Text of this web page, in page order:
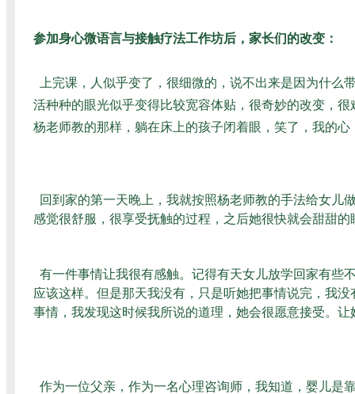
参加身心微语言与接触疗法工作坊后，家长们的改变：
上完课，人似乎变了，很细微的，说不出来是因为什么
活种种的眼光似乎变得比较宽容体贴，很奇妙的改变，
杨老师教的那样，躺在床上的孩子闭着眼，笑了，我的
回到家的第一天晚上，我就按照杨老师教的手法给女儿
感觉很舒服，很享受抚触的过程，之后她很快就会甜甜
有一件事情让我很有感触。记得有天女儿放学回家有些
应该这样。但是那天我没有，只是听她把事情说完，我
事情，我发现这时候我所说的道理，她会很愿意接受。
作为一位父亲，作为一名心理咨询师，我知道，婴儿是